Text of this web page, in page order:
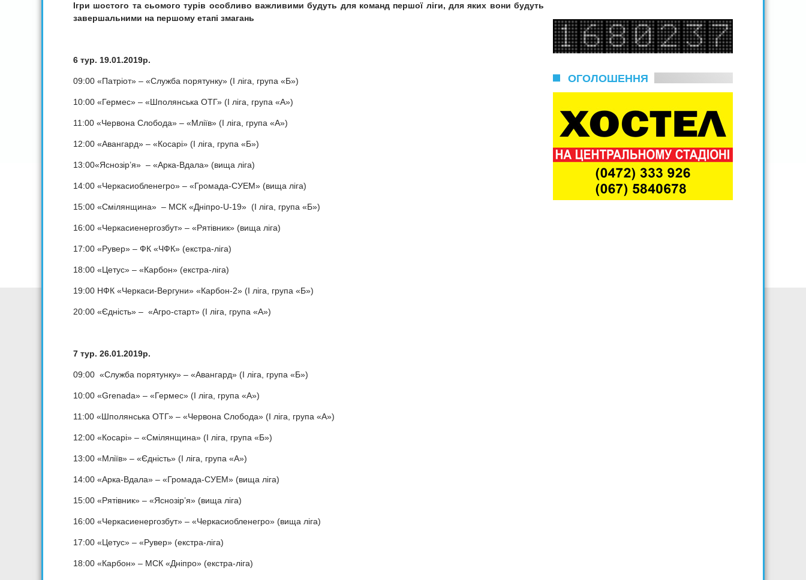
Ігри шостого та сьомого турів особливо важливими будуть для команд першої ліги, для яких вони будуть
завершальними на першому етапі змагань
6 тур. 19.01.2019р.
09:00 «Патріот» – «Служба порятунку» (I ліга, група «Б»)
10:00 «Гермес» – «Шполянська ОТГ» (I ліга, група «А»)
11:00 «Червона Слобода» – «Мліїв» (I ліга, група «А»)
12:00 «Авангард» – «Косарі» (I ліга, група «Б»)
13:00«Яснозір’я» – «Арка-Вдала» (вища ліга)
14:00 «Черкасиобленегро» – «Громада-СУЕМ» (вища ліга)
15:00 «Смілянщина» – МСК «Дніпро-U-19» (I ліга, група «Б»)
16:00 «Черкасиенергозбут» – «Рятівник» (вища ліга)
17:00 «Рувер» – ФК «ЧФК» (екстра-ліга)
18:00 «Цетус» – «Карбон» (екстра-ліга)
19:00 НФК «Черкаси-Вергуни» «Карбон-2» (I ліга, група «Б»)
20:00 «Єдність» – «Агро-старт» (I ліга, група «А»)
7 тур. 26.01.2019р.
09:00 «Служба порятунку» – «Авангард» (I ліга, група «Б»)
10:00 «Grenada» – «Гермес» (I ліга, група «А»)
11:00 «Шполянська ОТГ» – «Червона Слобода» (I ліга, група «А»)
12:00 «Косарі» – «Смілянщина» (I ліга, група «Б»)
13:00 «Мліїв» – «Єдність» (I ліга, група «А»)
14:00 «Арка-Вдала» – «Громада-СУЕМ» (вища ліга)
15:00 «Рятівник» – «Яснозір’я» (вища ліга)
16:00 «Черкасиенергозбут» – «Черкасиобленегро» (вища ліга)
17:00 «Цетус» – «Рувер» (екстра-ліга)
18:00 «Карбон» – МСК «Дніпро» (екстра-ліга)
ОГОЛОШЕННЯ